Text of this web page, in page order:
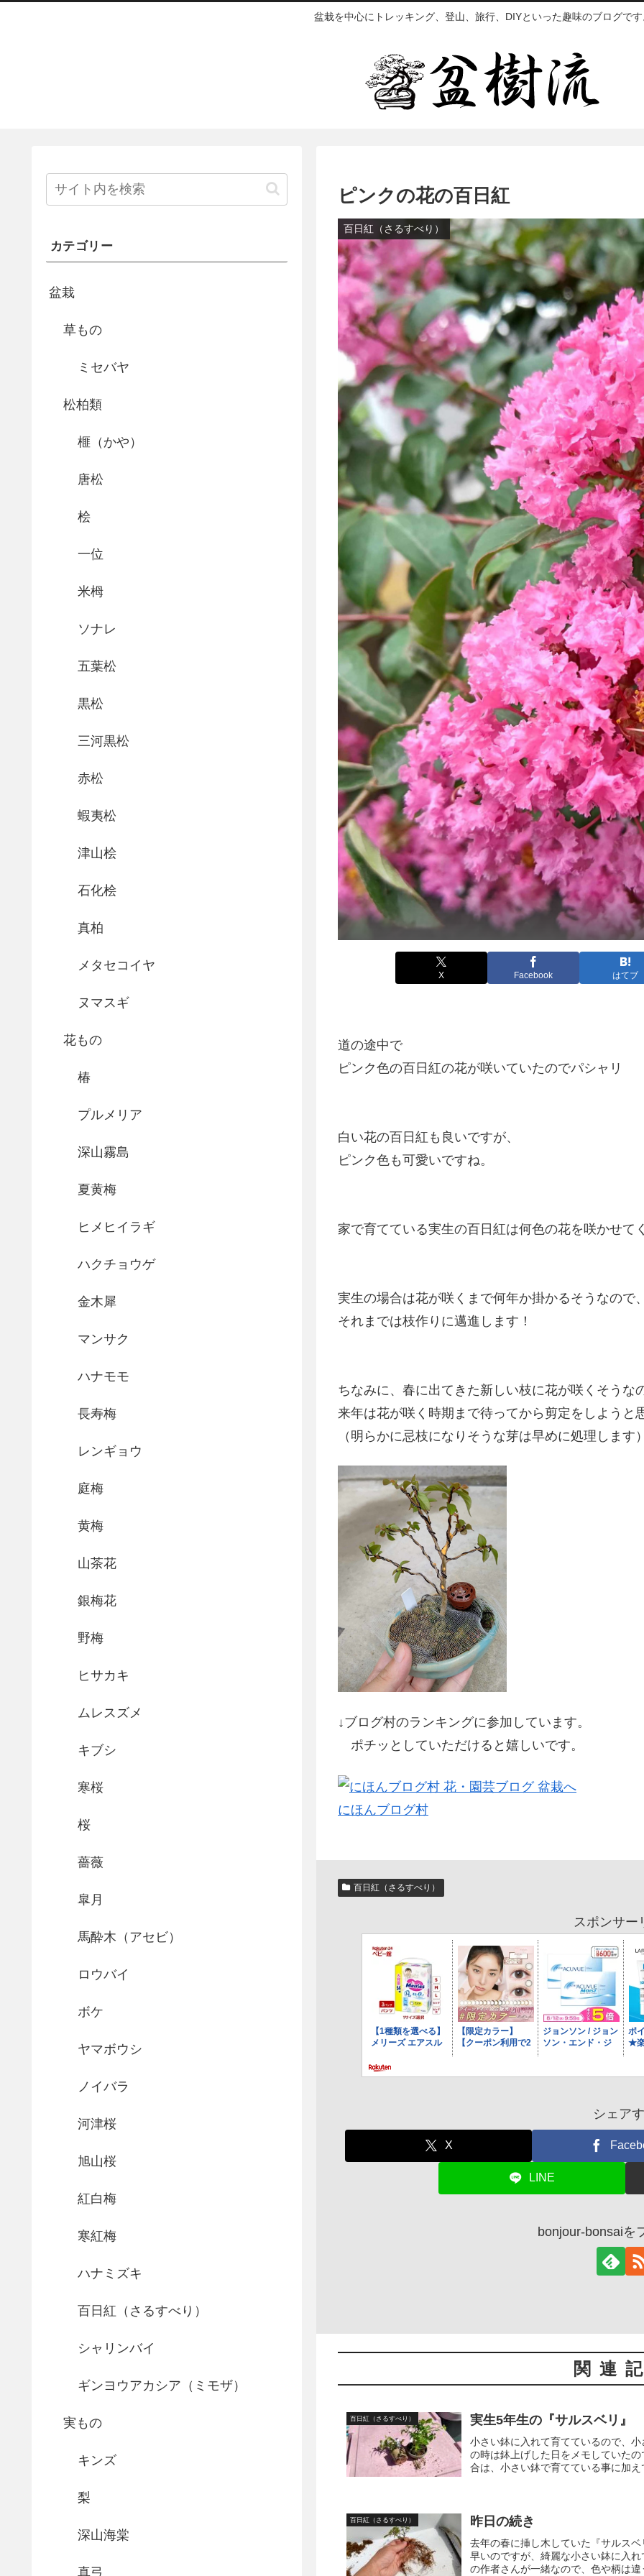
盆栽を中心にトレッキング、登山、旅行、DIYといった趣味のブログで
ピンクの花の百日紅
百日紅（さるすべり）
X Facebook はてブ
道の途中で
ピンク色の百日紅の花が咲いていたのでパシャリ
白い花の百日紅も良いですが、
ピンク色も可愛いですね。
家で育てている実生の百日紅は何色の花を咲かせて
実生の場合は花が咲くまで何年か掛かるそうなので
それまでは枝作りに邁進します！
ちなみに、春に出てきた新しい枝に花が咲くそうな
来年は花が咲く時期まで待ってから剪定をしようと
（明らかに忌枝になりそうな芽は早めに処理します
↓ブログ村のランキングに参加しています。
ポチッとしていただけると嬉しいです。
にほんブログ村
百日紅（さるすべり）
スポンサー
シェア
X
LINE
bonjour-bonsaiを
関連
百日紅（さるすべり） 実生5年生の『サルスベリ』
小さい鉢に入れて育てているので、
の時は鉢上げした日をメモしていた
合は、小さい鉢で育てている事に加
百日紅（さるすべり） 昨日の続き
去年の春に挿し木していた『サルス
早いのですが、綺麗な小さい鉢に入
の作者さんが一緒なので、色や柄は
カテゴリー
盆栽
草もの
ミセバヤ
松柏類
榧（かや）
唐松
桧
一位
米栂
ソナレ
五葉松
黒松
三河黒松
赤松
蝦夷松
津山桧
石化桧
真柏
メタセコイヤ
ヌマスギ
花もの
椿
プルメリア
深山霧島
夏黄梅
ヒメヒイラギ
ハクチョウゲ
金木犀
マンサク
ハナモモ
長寿梅
レンギョウ
庭梅
黄梅
山茶花
銀梅花
野梅
ヒサカキ
ムレスズメ
キブシ
寒桜
桜
薔薇
皐月
馬酔木（アセビ）
ロウバイ
ボケ
ヤマボウシ
ノイバラ
河津桜
旭山桜
紅白梅
寒紅梅
ハナミズキ
百日紅（さるすべり）
シャリンバイ
ギンヨウアカシア（ミモザ）
実もの
キンズ
梨
深山海棠
真弓